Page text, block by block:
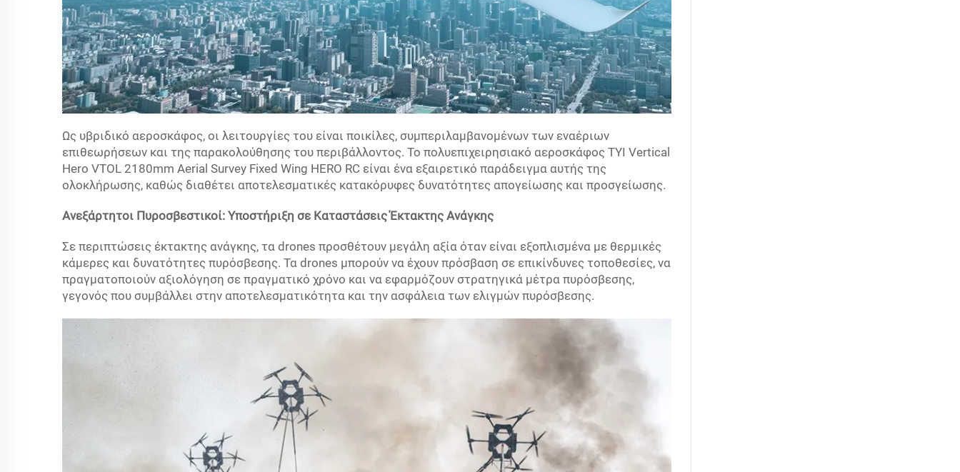
Ως υβριδικό αεροσκάφος, οι λειτουργίες του είναι ποικίλες, συμπεριλαμβανομένων των εναέριων
επιθεωρήσεων και της παρακολούθησης του περιβάλλοντος. Το πολυεπιχειρησιακό αεροσκάφος TYI Vertical
Hero VTOL 2180mm Aerial Survey Fixed Wing HERO RC είναι ένα εξαιρετικό παράδειγμα αυτής της
ολοκλήρωσης, καθώς διαθέτει αποτελεσματικές κατακόρυφες δυνατότητες απογείωσης και προσγείωσης.
Ανεξάρτητοι Πυροσβεστικοί: Υποστήριξη σε Καταστάσεις Έκτακτης Ανάγκης
Σε περιπτώσεις έκτακτης ανάγκης, τα drones προσθέτουν μεγάλη αξία όταν είναι εξοπλισμένα με θερμικές
κάμερες και δυνατότητες πυρόσβεσης. Τα drones μπορούν να έχουν πρόσβαση σε επικίνδυνες τοποθεσίες, να
πραγματοποιούν αξιολόγηση σε πραγματικό χρόνο και να εφαρμόζουν στρατηγικά μέτρα πυρόσβεσης,
γεγονός που συμβάλλει στην αποτελεσματικότητα και την ασφάλεια των ελιγμών πυρόσβεσης.